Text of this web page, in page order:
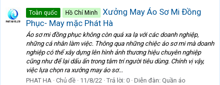
Toàn quốc Hồ Chí Minh
Xưởng May Áo Sơ Mi Đồng
Phục- May mặc Phát Hà
Áo sơ mi đồng phục không còn quá xa lạ với các doanh nghiệp,
những cá nhân làm việc. Thông qua những chiệc áo sơ mi mà doanh
nghiệp có thể xây dựng lên hình ảnh thương hiệu chuyên nghiệp
cũng như để lại dấu ấn trong tâm trí người tiêu dùng. Chính vị vậy,
việc lựa chọn ra xưởng may áo sơ...
PHAT HA Chủ đề 11/8/22 Trả lời: 0 Diễn đàn: Quần áo